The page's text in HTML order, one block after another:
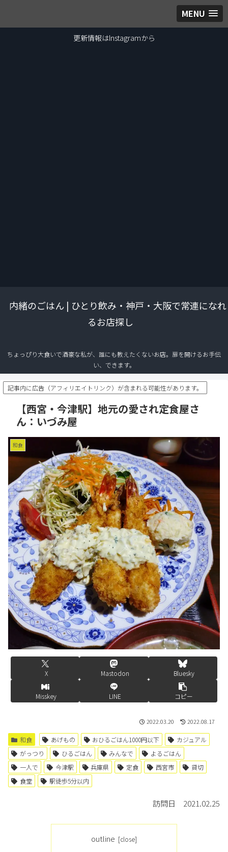
MENU
内緒のごはん | ひとり飲み・神戸・大阪で常連になれ
るお店探し
ちょっぴり大食いで酒豪な私が、誰にも教えたくないお店。扉を開けるお手伝
い、できます。
更新情報はInstagramから
記事内に広告（アフィリエイトリンク）が含まれる可能性があります。
【西宮・今津駅】地元の愛され定食屋さ
ん：いづみ屋
和食
X Mastodon Bluesky
Misskey LINE コピー
2022.03.20 2022.08.17
和食 あげもの おひるごはん1000円以下
カジュアル
がっつり
ひるごはん みんなで
よるごはん
一人で
今津駅 兵庫県 定食 西宮市
貸切
食堂
駅徒歩5分以内
訪問日 2021.02.25
outline